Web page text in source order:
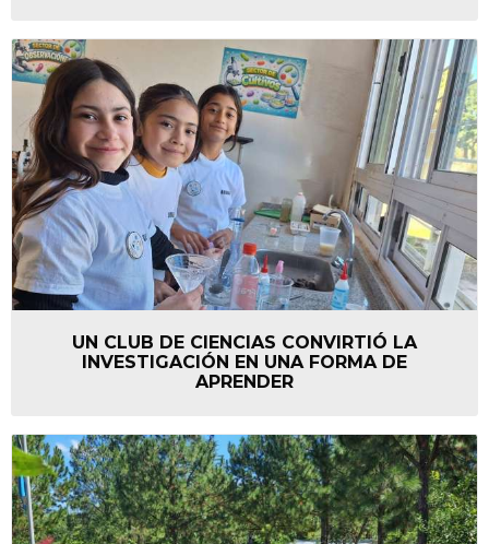
UN CLUB DE CIENCIAS CONVIRTIÓ LA
INVESTIGACIÓN EN UNA FORMA DE
APRENDER